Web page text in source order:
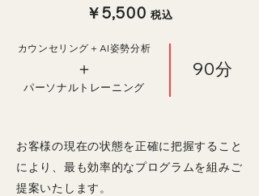
￥5,500 税込
カウンセリング＋AI姿勢分析
​＋
パーソナルトレーニング
90分
お客様の現在の状態を正確に把握すること
により、最も効率的なプログラムを組みご
提案いたします。